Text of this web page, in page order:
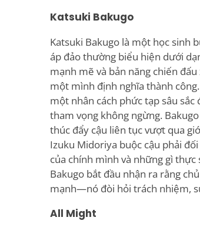
Katsuki Bakugo
Katsuki Bakugo là một học sinh
áp đảo thường biểu hiện dưới
mạnh mẽ và bản năng chiến
một mình định nghĩa thành
một nhân cách phức tạp sâu
tham vọng không ngừng.
thúc đẩy cậu liên tục vượt qua
Izuku Midoriya buộc cậu phải
của chính mình và những gì thực
Bakugo bắt đầu nhận ra rằng
mạnh—nó đòi hỏi trách nhiệm,
All Might